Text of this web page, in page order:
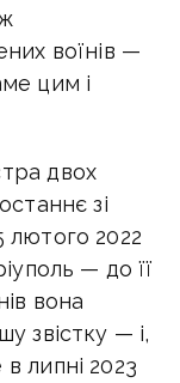
воїнів —
цим і
двох
зі
лютого 2022
— до її
вона
звістку — і,
липні 2023